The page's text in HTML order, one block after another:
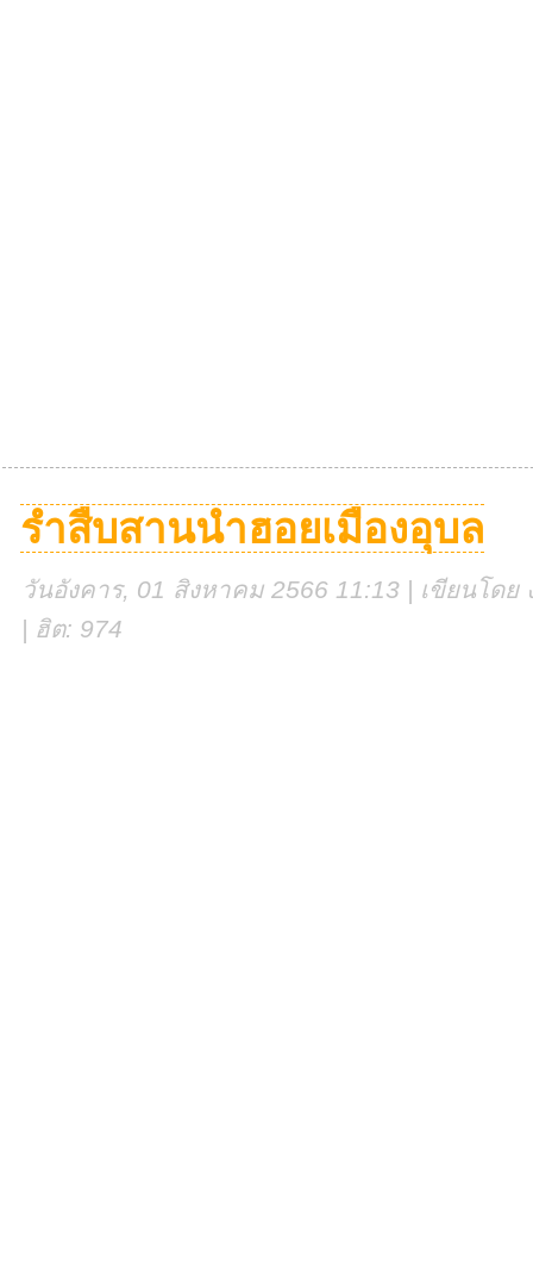
รำสืบสานนำฮอยเมืองอุบล
วันอังคาร, 01 สิงหาคม 2566 11:13 | เขียนโด
| ฮิต: 974